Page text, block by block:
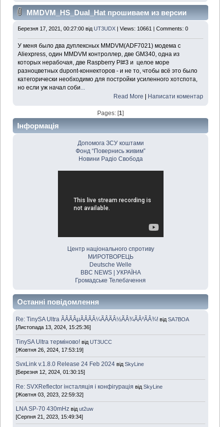
MMDVM_HS_Dual_Hat прошиваем из версии
GPIO в USB и обратно
Березня 17, 2021, 00:27:00 від UT3UDX| Views: 10661 | Comments: 0
У меня было два дуплексных MMDVM(ADF7021) модема с
Aliexpress, один MMDVM контроллер, две GM340, одна из
которых нерабочая, две Raspberry PI#3 и целое море
разноцветных dupont-коннекторов - и не то, чтобы всё это было
категорически необходимо для постройки усиленного хотспота,
но если уж начал соби...
Read More
Написати коментар
Pages: [1]
Інформація
Допомога ЗСУ коштами
Фонд “Повернись живим”
Новини Радіо Свобода
Центр національного спротиву
МИРОТВОРЕЦЬ
Deutsche Welle
BBC NEWS | УКРАЇНА
Громадське Телебачення
Останні повідомлення
Re: TinySA Ultra ÃÂÃÂµÃÂÃÂ¼ÃÂÃÂ½ÃÂ¾ÃÂ²ÃÂ¾! відSA7BOA
[Листопада 13, 2024, 15:25:36]
TinySA Ultra терміново! відUT3UCC
[Жовтня 26, 2024, 17:53:19]
SvxLink v.1.8.0 Release 24 Feb 2024 відSkyLine
[Березня 12, 2024, 01:30:15]
Re: SVXReflector інсталяція і конфігурація відSkyLine
[Жовтня 03, 2023, 22:59:32]
LNA SP-70 430mHz відut2uw
[Серпня 21, 2023, 15:49:34]